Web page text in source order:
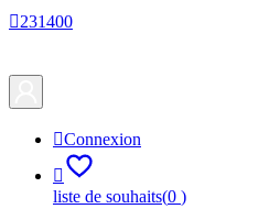
231400
Connexion

liste de souhaits(0 )